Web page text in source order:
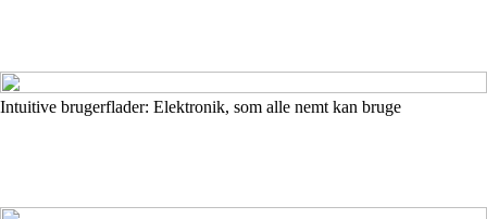
Intuitive brugerflader: Elektronik, som alle nemt kan bruge